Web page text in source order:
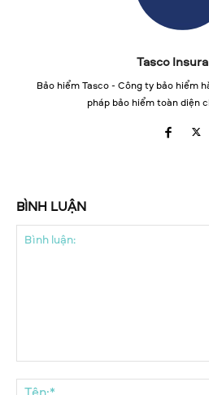
Tasco
Bảo hiểm Tasco - Công ty bảo hiểm
pháp bảo hiểm toàn diện
BÌNH LUẬN
luận: